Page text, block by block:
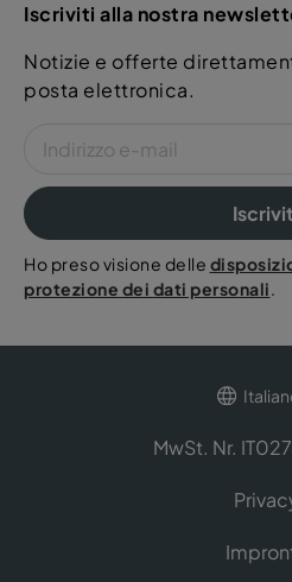
Iscriviti alla nostra
Notizie e offerte
posta elettronica.
Ho preso visione delle
protezione dei dati personali.
MwSt. Nr.